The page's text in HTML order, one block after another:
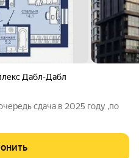
Дабл-Дабл
сдача в 2025 году ,по